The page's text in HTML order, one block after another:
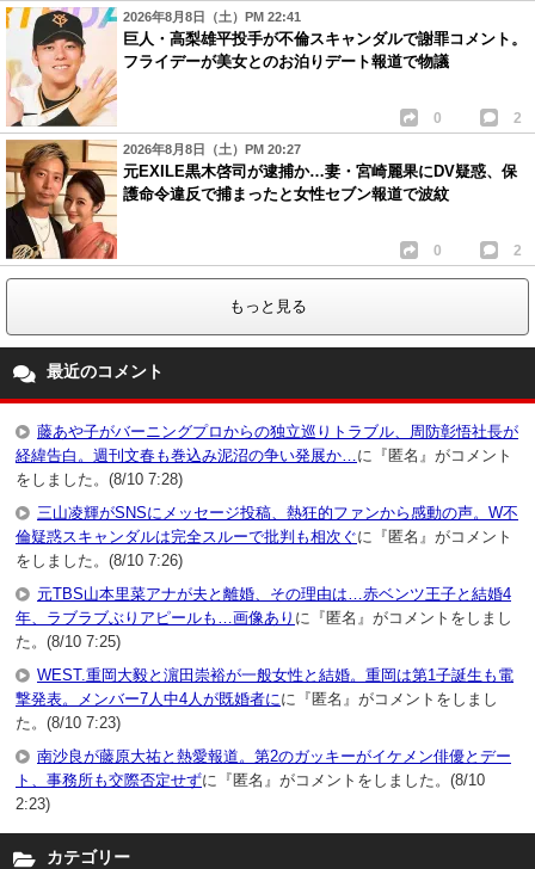
2026年8月8日（土）PM 22:41
巨人・高梨雄平投手が不倫スキャンダルで謝罪コメント。
フライデーが美女とのお泊りデート報道で物議
0 2
2026年8月8日（土）PM 20:27
元EXILE黒木啓司が逮捕か…妻・宮崎麗果にDV疑惑、保
護命令違反で捕まったと女性セブン報道で波紋
0 2
もっと見る
最近のコメント
藤あや子がバーニングプロからの独立巡りトラブル、周防彰悟社長が
経緯告白。週刊文春も巻込み泥沼の争い発展か… に『匿名』がコメント
をしました。(8/10 7:28)
三山凌輝がSNSにメッセージ投稿、熱狂的ファンから感動の声。W不
倫疑惑スキャンダルは完全スルーで批判も相次ぐに『匿名』がコメント
をしました。(8/10 7:26)
元TBS山本里菜アナが夫と離婚、その理由は…赤ベンツ王子と結婚4
年、ラブラブぶりアピールも…画像あり に『匿名』がコメントをしまし
た。(8/10 7:25)
WEST.重岡大毅と濵田崇裕が一般女性と結婚。重岡は第1子誕生も電
撃発表。メンバー7人中4人が既婚者にに『匿名』がコメントをしまし
た。(8/10 7:23)
南沙良が藤原大祐と熱愛報道。第2のガッキーがイケメン俳優とデー
ト、事務所も交際否定せずに『匿名』がコメントをしました。(8/10
2:23)
カテゴリー